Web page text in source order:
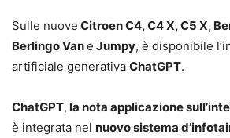
Sulle nuove Citroen C4, C4 X, C5 X,
Berlingo Vane Jumpy, è disponibile
artificiale generativa ChatGPT.
ChatGPT, la nota applicazione
è integrata nel nuovo sistema